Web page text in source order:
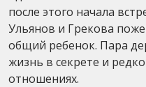
после этого начала
Ульянов и Грекова
общий ребенок. Пара
жизнь в секрете и
отношениях.